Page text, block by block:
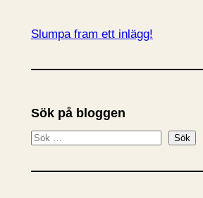
Slumpa fram ett inlägg!
Sök på bloggen
S
k
Sök